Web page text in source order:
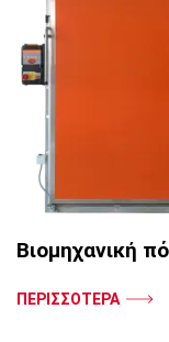
Βιομηχανική
ΠΕΡΙΣΣΟΤΕΡΑ